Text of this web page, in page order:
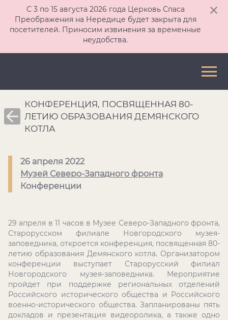
С 3 по 15 августа 2026 года Церковь Спаса
Преображения на Нередице будет закрыта для
посетителей. Приносим извинения за временные
неудобства.
КОНФЕРЕНЦИЯ, ПОСВЯЩЕННАЯ 80-
ЛЕТИЮ ОБРАЗОВАНИЯ ДЕМЯНСКОГО
КОТЛА
26 апреля 2022
Музей Северо-Западного фронта
Конференции
29 апреля в 11 часов в Музее Северо-Западного фронта,
Старорусском филиале Новгородского музея-
заповедника, откроется конференция, посвященная 80-
летию образования Демянского котла. Организатором
конференции выступает Старорусский филиал
Новгородского музея-заповедника. Мероприятие
пройдет при поддержке региональных отделений
Российского исторического общества и Российского
военно-исторического общества. Запланированы пять
докладов и презентация видеоролика, а также одно